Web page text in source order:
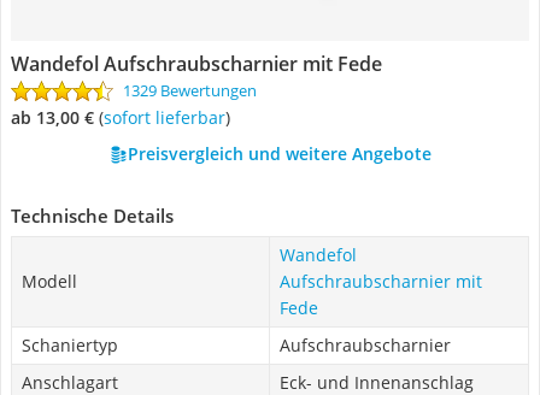
Wandefol Aufschraubscharnier mit Fede
1329 Bewertungen
ab 13,00 € ( Sofort lieferbar)
Preisvergleich und weitere Angebote
Technische Details
Modell
Wandefol
Aufschraubscharnier mit
Fede
Schaniertyp
Aufschraubscharnier
Anschlagart
Eck- und Innenanschlag